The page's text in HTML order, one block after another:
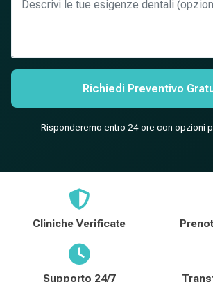
Richiedi Preventivo
Risponderemo entro 24 ore con opzioni
Cliniche Verificate
Supporto 24/7